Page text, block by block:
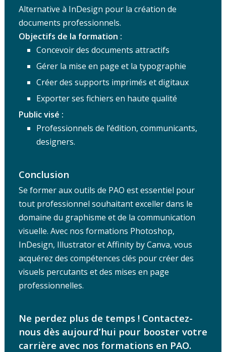
Alternative à InDesign pour la création de
documents professionnels.
Objectifs de la formation :
Concevoir des documents attractifs
Gérer la mise en page et la typographie
Créer des supports imprimés et digitaux
Exporter ses fichiers en haute qualité
Public visé :
Professionnels de l’édition, communicants,
designers.
Conclusion
Se former aux outils de PAO est essentiel pour
tout professionnel souhaitant exceller dans le
domaine du graphisme et de la communication
visuelle. Avec nos formations Photoshop,
InDesign, Illustrator et Affinity by Canva, vous
acquérez des compétences clés pour créer des
visuels percutants et des mises en page
professionnelles.
Ne perdez plus de temps ! Contactez-
nous dès aujourd’hui pour booster votre
carrière avec nos formations en PAO.